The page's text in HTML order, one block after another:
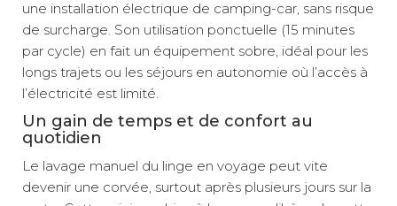
une installation électrique de camping-car, sans risque
de surcharge. Son utilisation ponctuelle (15 minutes
par cycle) en fait un équipement sobre, idéal pour les
longs trajets ou les séjours en autonomie où l’accès à
l’électricité est limité.
Un gain de temps et de confort au
quotidien
Le lavage manuel du linge en voyage peut vite
devenir une corvée, surtout après plusieurs jours sur la